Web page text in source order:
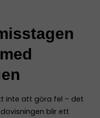
inte att göra fel – det
blir ett